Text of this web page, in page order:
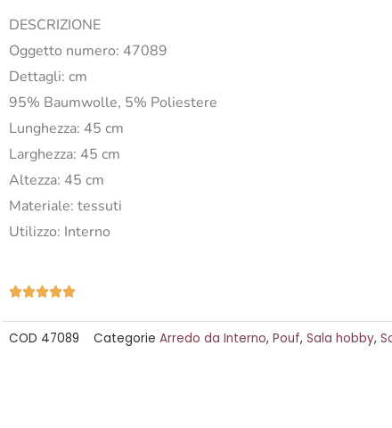
DESCRIZIONE
Oggetto numero: 47089
Dettagli: cm
95% Baumwolle, 5% Poliestere
Lunghezza: 45 cm
Larghezza: 45 cm
Altezza: 45 cm
Materiale: tessuti
Utilizzo: Interno
Valutazione
su
COD 47089 Categorie Arredo da Interno, Pouf, Sala hobby,